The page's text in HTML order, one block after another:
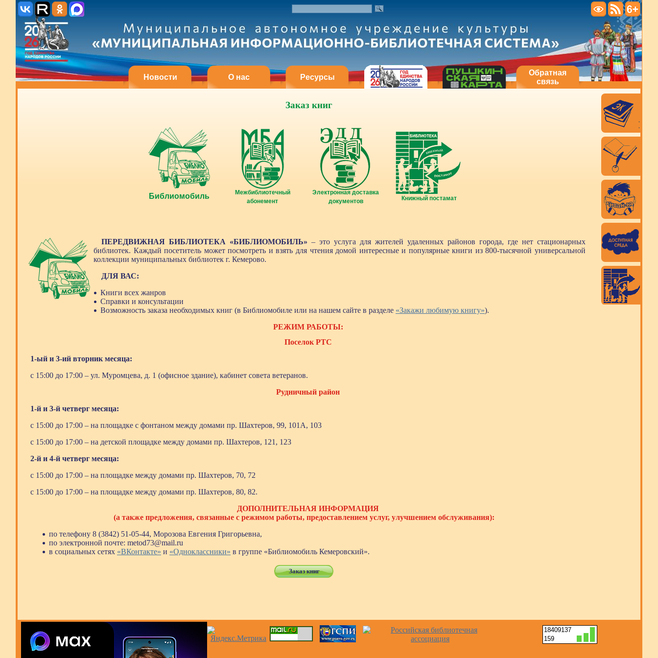
Новости О нас Ресурсы
Обратная
связь
Заказ книг
Библиомобиль
Межбиблиотечный
абонемент
Электронная доставка
документов
Книжный постамат
ПЕРЕДВИЖНАЯ БИБЛИОТЕКА «БИБЛИОМОБИЛЬ» – это услуга для жителей удаленных районов города, где нет стационарных
библиотек. Каждый посетитель может посмотреть и взять для чтения домой интересные и популярные книги из 800-тысячной универсальной
коллекции муниципальных библиотек г. Кемерово.
ДЛЯ ВАС:
Книги всех жанров
Справки и консультации
Возможность заказа необходимых книг (в Библиомобиле или на нашем сайте в разделе «Закажи любимую книгу»).
РЕЖИМ РАБОТЫ:
Поселок РТС
1-ый и 3-ий вторник месяца:
с 15:00 до 17:00 – ул. Муромцева, д. 1 (офисное здание), кабинет совета ветеранов.
Рудничный район
1-й и 3-й четверг месяца:
с 15:00 до 17:00 – на площадке с фонтаном между домами пр. Шахтеров, 99, 101А, 103
с 15:00 до 17:00 – на детской площадке между домами пр. Шахтеров, 121, 123
2-й и 4-й четверг месяца:
с 15:00 до 17:00 – на площадке между домами пр. Шахтеров, 70, 72
с 15:00 до 17:00 – на площадке между домами пр. Шахтеров, 80, 82.
ДОПОЛНИТЕЛЬНАЯ ИНФОРМАЦИЯ
(а также предложения, связанные с режимом работы, предоставлением услуг, улучшением обслуживания):
по телефону 8 (3842) 51-05-44, Морозова Евгения Григорьевна,
по электронной почте: metod73@mail.ru
в социальных сетях «ВКонтакте» и «Одноклассники» в группе «Библиомобиль Кемеровский».
Заказ книг
18409137
159